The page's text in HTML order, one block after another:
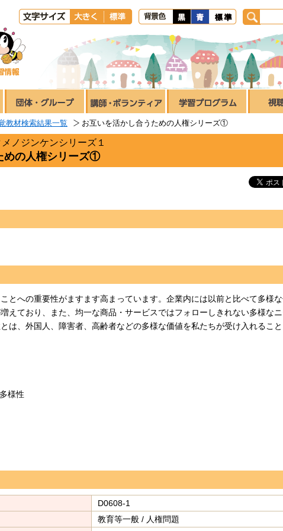
教材検索結果一覧 お互いを活かし合うための人権シリーズ①
ノジンケンシリーズ１
めの人権シリーズ①
とへの重要性がますます高まっています。企業内には以前と比べて多様
えており、また、均一な商品・サービスではフォローしきれない多様な
は、外国人、障害者、高齢者などの多様な価値を私たちが受け入れること
様性
D0608-1
教育等一般 / 人権問題